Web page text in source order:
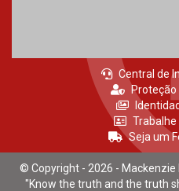
Central de
Proteção
Trabalhe
Seja um
© Copyright - 2026 -
"Know the truth and the truth